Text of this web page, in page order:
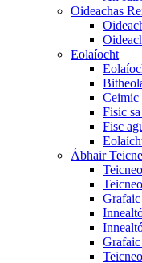
Oideachas
Eolaíocht
Ceimic
Fisic
Fisc
Ábhair
Grafaic
Grafaic